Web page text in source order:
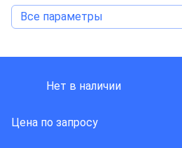
Все параметры
DINKLE INTERNATIONAL
Нет в наличии
Цена по запросу